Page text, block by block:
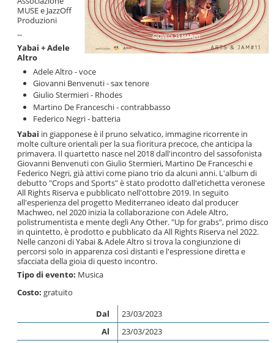
MUSE e JazzOff
Produzioni
--
Yabai + Adele
Altro
Adele Altro - voce
Giovanni Benvenuti - sax tenore
Giulio Stermieri - Rhodes
Martino De Franceschi - contrabbasso
Federico Negri - batteria
Yabai in giapponese è il pruno selvatico, immagine ricorrente in
molte culture orientali per la sua fioritura precoce, che anticipa la
primavera. Il quartetto nasce nel 2018 dall'incontro del sassofonista
Giovanni Benvenuti con Giulio Stermieri, Martino De Franceschi e
Federico Negri, già attivi come piano trio da alcuni anni. L'album di
debutto "Crops and Sports" è stato prodotto dall'etichetta veronese
All Rights Riserva e pubblicato nell'ottobre 2019. In seguito
all'esperienza del progetto Mediterraneo ideato dal producer
Machweo, nel 2020 inizia la collaborazione con Adele Altro,
polistrumentista e mente degli Any Other. "Up for grabs", primo disco
in quintetto, è prodotto e pubblicato da All Rights Riserva nel 2022.
Nelle canzoni di Yabai & Adele Altro si trova la congiunzione di
percorsi solo in apparenza così distanti e l'espressione diretta e
sfacciata della gioia di questo incontro.
Tipo di evento: Musica
Costo: gratuito
Dal
23/03/2023
Al
23/03/2023